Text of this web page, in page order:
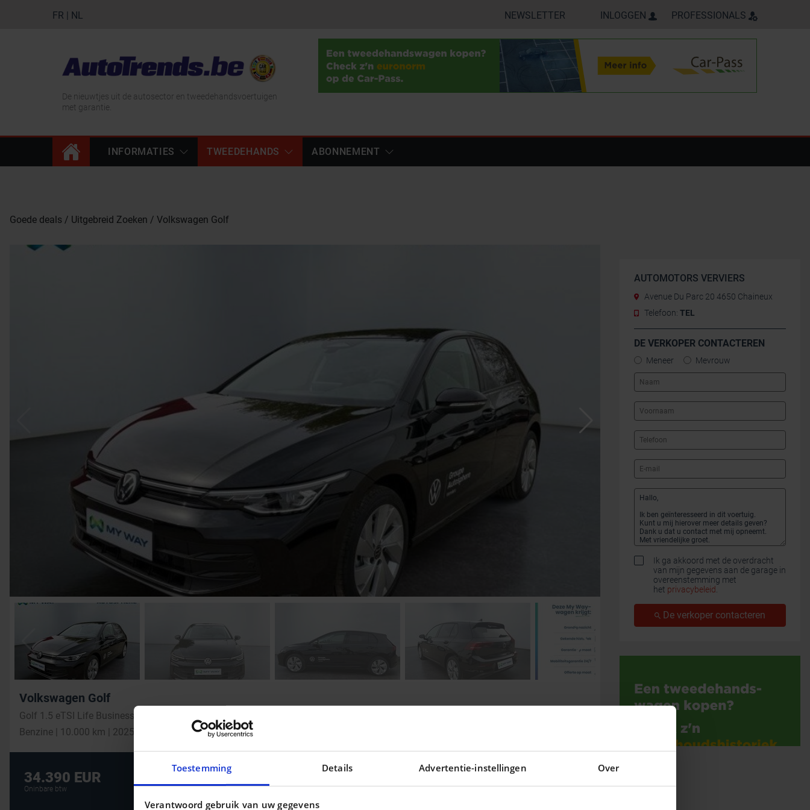
Toestemming Details Advertentie-instellingen Over
Verantwoord gebruik van uw gegevens
FR | NL NEWSLETTER INLOGGEN PROFESSIONALS
De nieuwtjes uit de autosector en tweedehandsvoertuigen
met garantie.
INFORMATIES TWEEDEHANDS ABONNEMENT
Goede deals Uitgebreid Zoeken Volkswagen Golf
Volkswagen Golf
Golf 1.5 eTSI Life Business DSG
Benzine | 10.000 km | 2025
34.390 EUR
Oninbare btw
De beste financiering voor uw auto !
AUTOLENING
AUTOMOTORS VERVIERS
Avenue Du Parc 20 4650 Chaineux
Telefoon: TEL
DE VERKOPER CONTACTEREN
Meneer Mevrouw
Ik ga akkoord met de overdracht
van mijn gegevens aan de garage in
overeenstemming met
het privacybeleid
De verkoper contacteren